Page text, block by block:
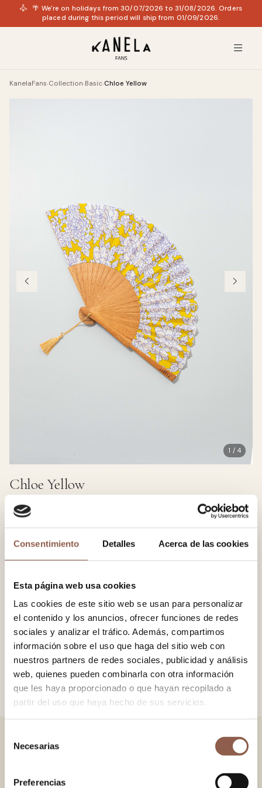
Consentimiento Detalles Acerca de las cookies
Esta página web usa cookies
Las cookies de este sitio web se usan para personalizar
el contenido y los anuncios, ofrecer funciones de redes
sociales y analizar el tráfico. Además, compartimos
información sobre el uso que haga del sitio web con
nuestros partners de redes sociales, publicidad y análisis
web, quienes pueden combinarla con otra información
que les haya proporcionado o que hayan recopilado a
partir del uso que haya hecho de sus servicios.
Necesarias
Preferencias
🌴 We're on holidays from 30/07/2026 to 31/08/2026. Orders
placed during this period will ship from 01/09/2026.
KanelaFans›Collection›Basic›Chloe Yellow
1 / 4
Chloe Yellow
38.00 EUR
− + ADD TO CART
Pom-pom detail with chain.
SIZE 19×34 cm.
COLOR Brown
YOU MAY ALSO LIKE
VERSAILLES GREEN